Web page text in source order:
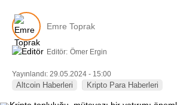
Emre Toprak
Editör: Ömer Ergin
Yayınlandı: 29.05.2024 - 15:00
Altcoin Haberleri Kripto Para Haberleri